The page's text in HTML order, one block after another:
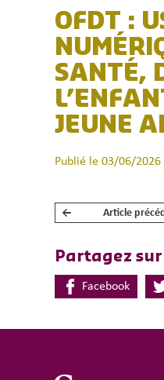
OFDT :
SANTÉ,
JEUNE
Publié le 03/06/2026
← Article
Partagez
Facebook